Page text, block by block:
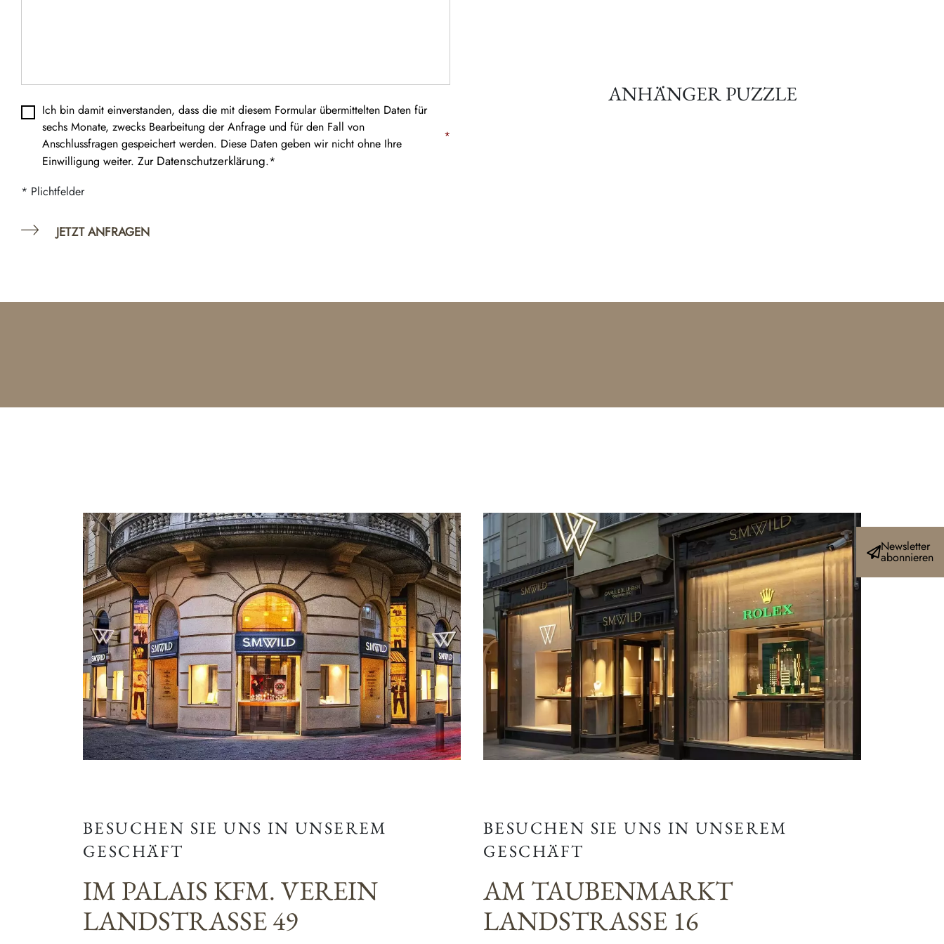
Datenschutz *
Ich bin damit einverstanden, dass die mit diesem Formular übermittelten Daten für
sechs Monate, zwecks Bearbeitung der Anfrage und für den Fall von
Anschlussfragen gespeichert werden. Diese Daten geben wir nicht ohne Ihre
Einwilligung weiter. Zur Datenschutzerklärung.*
*
* Plichtfelder
ANHÄNGER PUZZLE
BESUCHEN SIE UNS IN UNSEREM
GESCHÄFT
IM PALAIS KFM. VEREIN
LANDSTRASSE 49
BESUCHEN SIE UNS IN UNSEREM
GESCHÄFT
AM TAUBENMARKT
LANDSTRASSE 16
Newsletter
abonnieren